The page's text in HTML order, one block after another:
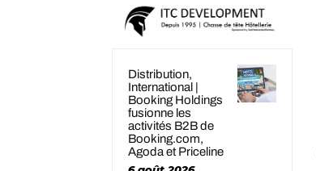
Distribution,
International |
Booking Holdings
fusionne les
activités B2B de
Booking.com,
Agoda et Priceline